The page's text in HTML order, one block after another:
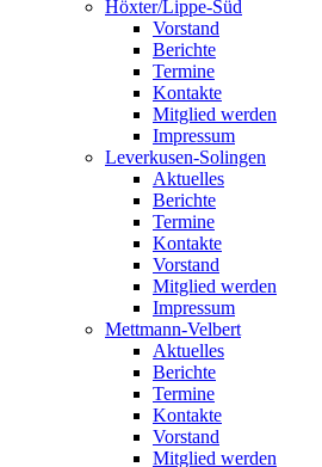
Höxter/Lippe-Süd
Vorstand
Berichte
Termine
Kontakte
Mitglied werden
Impressum
Leverkusen-Solingen
Aktuelles
Berichte
Termine
Kontakte
Vorstand
Mitglied werden
Impressum
Mettmann-Velbert
Aktuelles
Berichte
Termine
Kontakte
Vorstand
Mitglied werden